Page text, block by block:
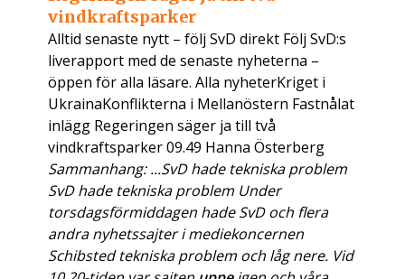
vindkraftsparker
Alltid senaste nytt – följ SvD direkt Följ SvD:s
liverapport med de senaste nyheterna –
öppen för alla läsare. Alla nyheterKriget i
UkrainaKonflikterna i Mellanöstern Fastnålat
inlägg Regeringen säger ja till två
vindkraftsparker 09.49 Hanna Österberg
Sammanhang: ...SvD hade tekniska problem
SvD hade tekniska problem Under
torsdagsförmiddagen hade SvD och flera
andra nyhetssajter i mediekoncernen
Schibsted tekniska problem och låg nere. Vid